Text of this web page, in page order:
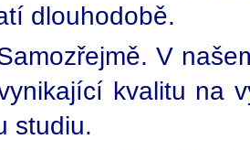
dlouhodobě.
V
kvalitu na
studiu.